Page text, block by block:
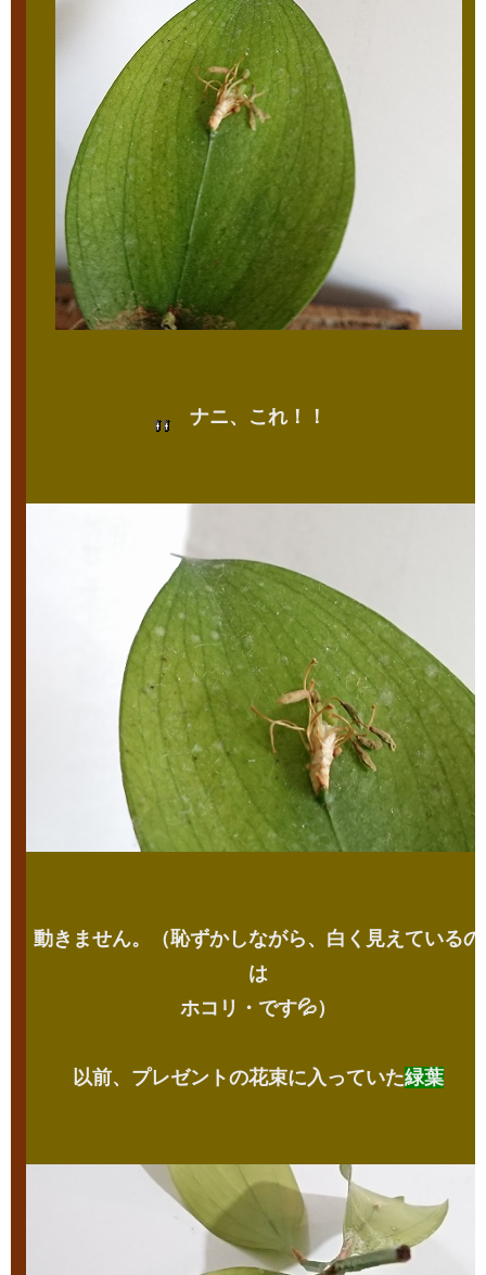
ナニ、これ！！
動きません。（恥ずかしながら、白く見えているの
は
ホコリ・です💦）
以前、プレゼントの花束に入っていた緑葉